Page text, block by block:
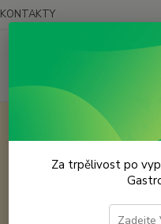
KONTAKTY
Chilli svět papriček
CAROLINA
Za trpělivost po